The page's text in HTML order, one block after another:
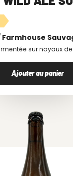
Farmhouse
sur noyaux
Ajouter au panier